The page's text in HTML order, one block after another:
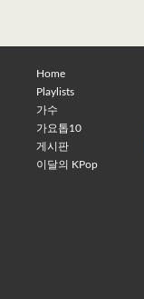
Home
Playlists
가수
가요톱10
게시판
이달의 KPop